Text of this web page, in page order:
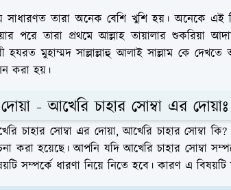
সাধারণত তারা অনেক বেশি খুশি হয়। অনেকে
পরে তারা প্রথমে আল্লাহ তায়ালার শুকরিয়া
হযরত মুহাম্মদ সাল্লাল্লাহু আলাই সাল্লাম কে
করা হয়।
দোয়া - আখেরি চাহার সোম্বা এর
চাহার সোম্বা এর দোয়া, আখেরি চাহার সোম্বা
করা হয়েছে। আপনি যদি আখেরি চাহার সোম্বা
সম্পর্কে ধারণা নিয়ে নিতে হবে। কারণ এ বিষয়টি